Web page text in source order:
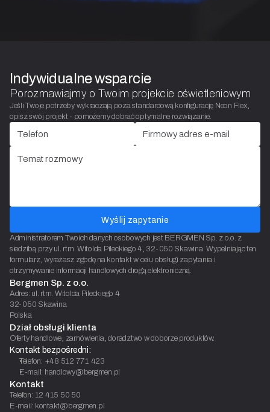
Indywidualne wsparcie
Porozmawiajmy o Twoim projekcie oświetleniowym
Jeśli Twoje potrzeby wykraczają poza standardową konfigurację Neon Flex,
opisz swój projekt - pomożemy dobrać optymalne rozwiązanie.
Wyślij zapytanie
Administratorem Twoich danych osobowych jest BERGMEN Sp. z o.o. z
siedzibą przy ul. rtm. Witolda Pileckiego 4, 32-050 Skawina. Wypełniając ten
formularz, wyrażasz zgodę na kontakt w celu obsługi zapytania i
otrzymywanie informacji handlowych drogą elektroniczną.
Bergmen Sp. z o.o.
Adres: ul. rtm. Witolda Pileckiego 4
32-050 Skawina
Polska
Dział obsługi klienta
Oferty handlowe, zamówienia, doradztwo w doborze produktów.
Kontakt bezpośredni:
Telefon: +48 512 771 423
E-mail: handlowy@bergmen.pl
Kontakt
Telefon: 12 415 50 50
E-mail: kontakt@bergmen.pl